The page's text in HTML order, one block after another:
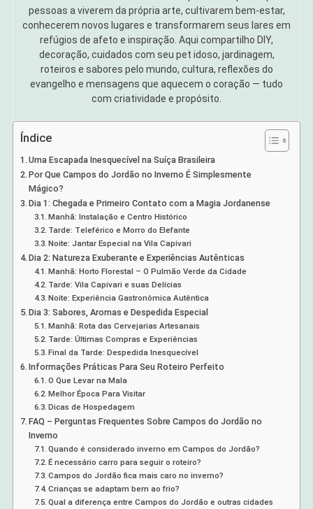
pessoas a viverem da própria arte, cultivarem bem-estar,
conhecerem novos lugares e transformarem seus lares em
refúgios de afeto e inspiração. Aqui compartilho DIY,
decoração, cuidados com seu pet idoso, jardinagem,
roteiros e sabores pelo mundo, cultura, reflexões do
evangelho e mensagens que aquecem o coração — tudo
com criatividade e propósito.
Índice
Uma Escapada Inesquecível na Suíça Brasileira
Por Que Campos do Jordão no Inverno É Simplesmente
Mágico?
Dia 1: Chegada e Primeiro Contato com a Magia Jordanense
Manhã: Instalação e Centro Histórico
Tarde: Teleférico e Morro do Elefante
Noite: Jantar Especial na Vila Capivari
Dia 2: Natureza Exuberante e Experiências Autênticas
Manhã: Horto Florestal – O Pulmão Verde da Cidade
Tarde: Vila Capivari e suas Delícias
Noite: Experiência Gastronômica Autêntica
Dia 3: Sabores, Aromas e Despedida Especial
Manhã: Rota das Cervejarias Artesanais
Tarde: Últimas Compras e Experiências
Final da Tarde: Despedida Inesquecível
Informações Práticas Para Seu Roteiro Perfeito
O Que Levar na Mala
Melhor Época Para Visitar
Dicas de Hospedagem
FAQ – Perguntas Frequentes Sobre Campos do Jordão no
Inverno
Quando é considerado inverno em Campos do Jordão?
É necessário carro para seguir o roteiro?
Campos do Jordão fica mais caro no inverno?
Crianças se adaptam bem ao frio?
Qual a diferença entre Campos do Jordão e outras cidades